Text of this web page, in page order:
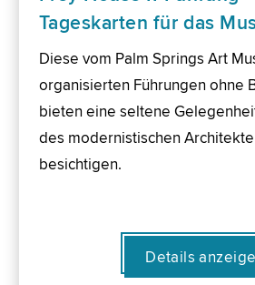
Tageskarten für das
Diese vom Palm Springs Art
organisierten Führungen ohne
bieten eine seltene
des modernistischen
besichtigen.
Details